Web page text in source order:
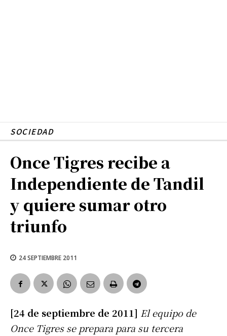
SOCIEDAD
Once Tigres recibe a
Independiente de Tandil
y quiere sumar otro
triunfo
24 SEPTIEMBRE 2011
[24 de septiembre de 2011] El equipo de
Once Tigres se prepara para su tercera